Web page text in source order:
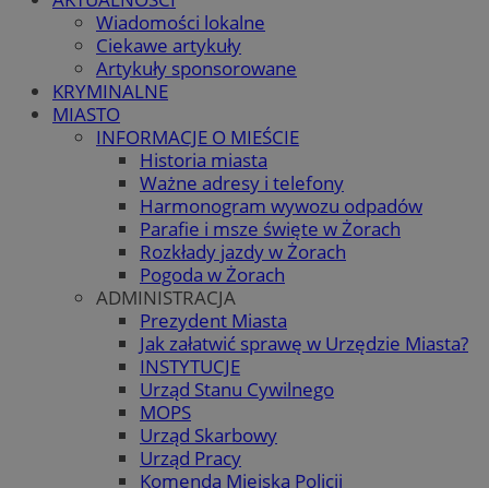
Wiadomości lokalne
Ciekawe artykuły
Artykuły sponsorowane
KRYMINALNE
MIASTO
INFORMACJE O MIEŚCIE
Historia miasta
Ważne adresy i telefony
Harmonogram wywozu odpadów
Parafie i msze święte w Żorach
Rozkłady jazdy w Żorach
Pogoda w Żorach
ADMINISTRACJA
Prezydent Miasta
Jak załatwić sprawę w Urzędzie Miasta?
INSTYTUCJE
Urząd Stanu Cywilnego
MOPS
Urząd Skarbowy
Urząd Pracy
Komenda Miejska Policji